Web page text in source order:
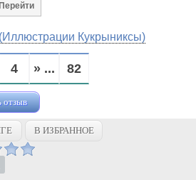
Кукрыниксы)
4 » ... 82
отзыв
В ИЗБРАННОЕ